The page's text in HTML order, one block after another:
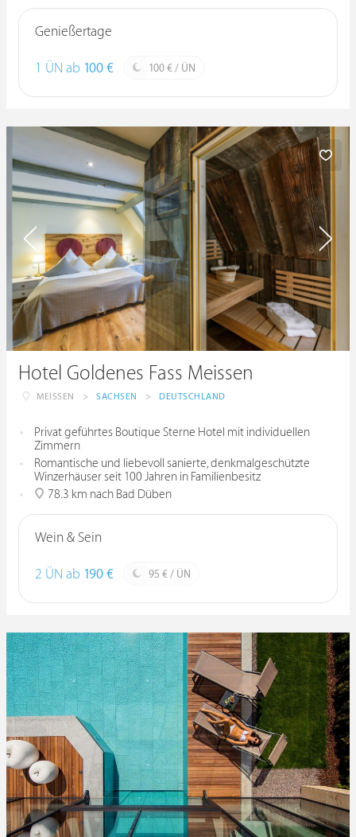
Genießertage
1 ÜN ab 100 € 100 € / ÜN
Hotel Goldenes Fass Meissen
MEISSEN > SACHSEN > DEUTSCHLAND
Privat geführtes Boutique Sterne Hotel mit individuellen
Zimmern
Romantische und liebevoll sanierte, denkmalgeschützte
Winzerhäuser seit 100 Jahren in Familienbesitz
78.3 km nach Bad Düben
Wein & Sein
2 ÜN ab 190 € 95 € / ÜN